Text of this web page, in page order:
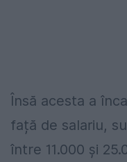
Însă acesta a
față de salariu,
între 11.000 și